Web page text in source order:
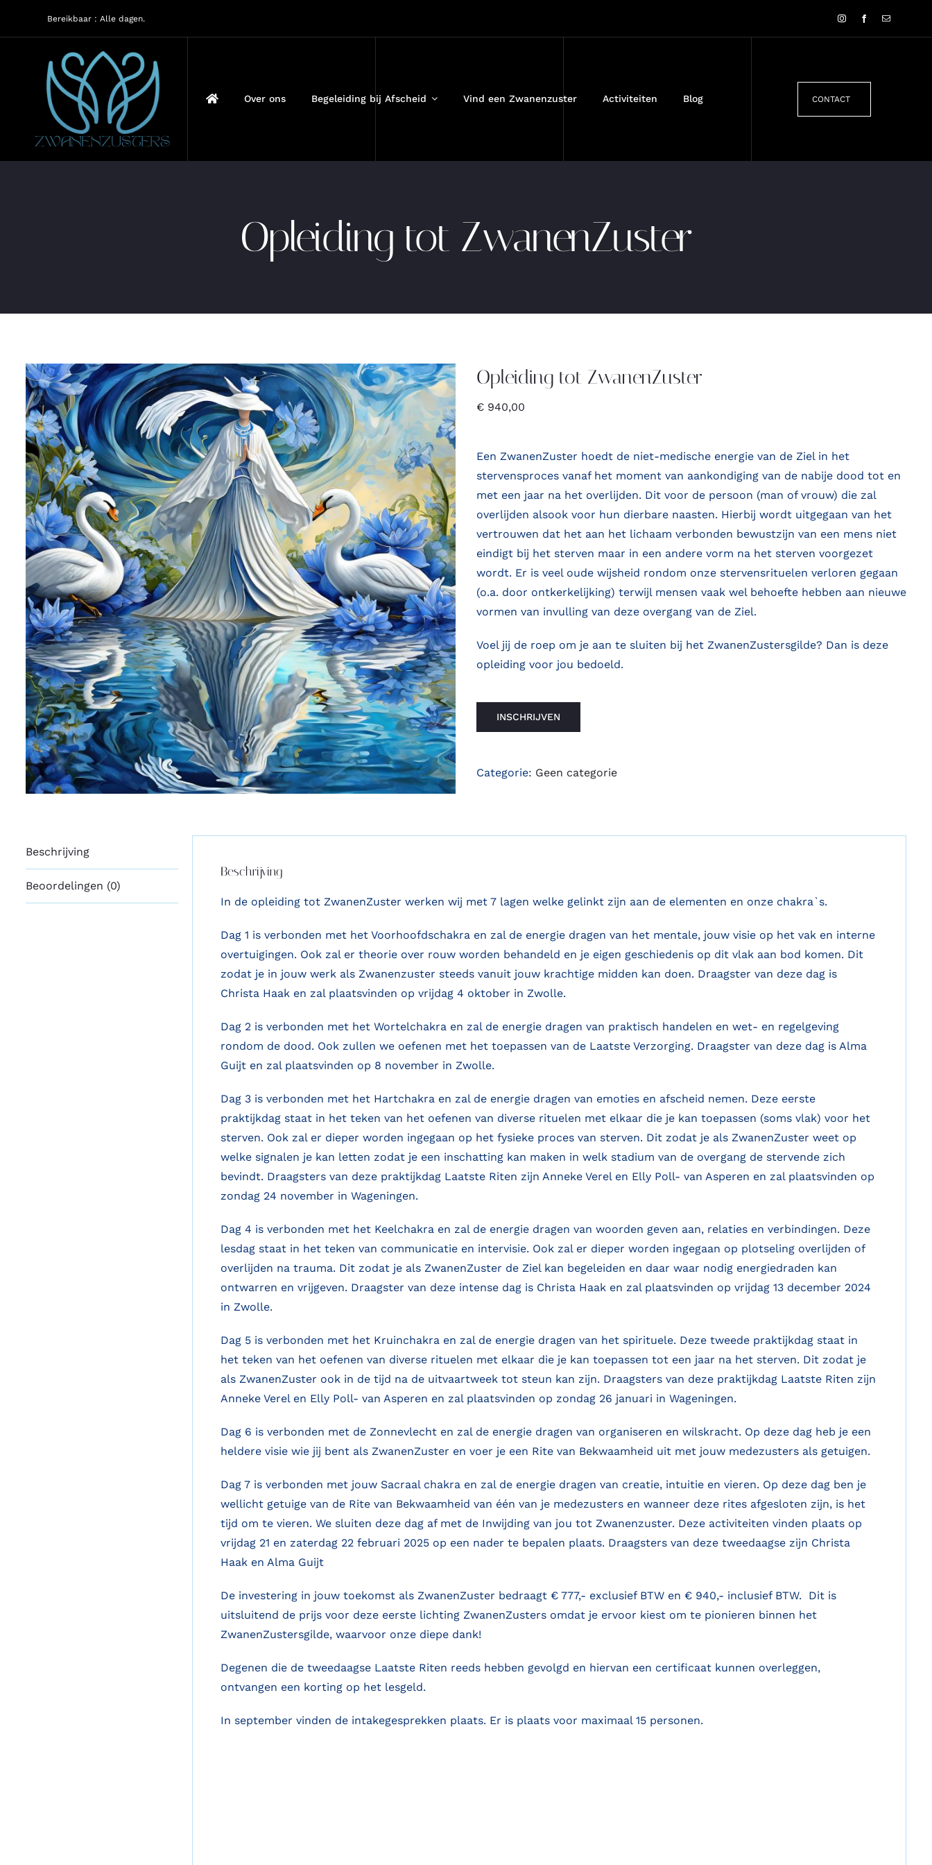
Bereikbaar : Alle dagen.
Over ons Begeleiding bij Afscheid Vind een Zwanenzuster Activiteiten Blog CONTACT
Opleiding tot ZwanenZuster
Opleiding tot ZwanenZuster
€ 940,00
Een ZwanenZuster hoedt de niet-medische energie van de Ziel in het
stervensproces vanaf het moment van aankondiging van de nabije dood tot en
met een jaar na het overlijden. Dit voor de persoon (man of vrouw) die zal
overlijden alsook voor hun dierbare naasten. Hierbij wordt uitgegaan van het
vertrouwen dat het aan het lichaam verbonden bewustzijn van een mens niet
eindigt bij het sterven maar in een andere vorm na het sterven voorgezet
wordt. Er is veel oude wijsheid rondom onze stervensrituelen verloren gegaan
(o.a. door ontkerkelijking) terwijl mensen vaak wel behoefte hebben aan nieuwe
vormen van invulling van deze overgang van de Ziel.
Voel jij de roep om je aan te sluiten bij het ZwanenZustersgilde? Dan is deze
opleiding voor jou bedoeld.
INSCHRIJVEN
Categorie: Geen categorie
Beschrijving
Beoordelingen (0)
Beschrijving
In de opleiding tot ZwanenZuster werken wij met 7 lagen welke gelinkt zijn aan de elementen en onze chakra`s.
Dag 1 is verbonden met het Voorhoofdschakra en zal de energie dragen van het mentale, jouw visie op het vak en interne
overtuigingen. Ook zal er theorie over rouw worden behandeld en je eigen geschiedenis op dit vlak aan bod komen. Dit
zodat je in jouw werk als Zwanenzuster steeds vanuit jouw krachtige midden kan doen. Draagster van deze dag is
Christa Haak en zal plaatsvinden op vrijdag 4 oktober in Zwolle.
Dag 2 is verbonden met het Wortelchakra en zal de energie dragen van praktisch handelen en wet- en regelgeving
rondom de dood. Ook zullen we oefenen met het toepassen van de Laatste Verzorging. Draagster van deze dag is Alma
Guijt en zal plaatsvinden op 8 november in Zwolle.
Dag 3 is verbonden met het Hartchakra en zal de energie dragen van emoties en afscheid nemen. Deze eerste
praktijkdag staat in het teken van het oefenen van diverse rituelen met elkaar die je kan toepassen (soms vlak) voor het
sterven. Ook zal er dieper worden ingegaan op het fysieke proces van sterven. Dit zodat je als ZwanenZuster weet op
welke signalen je kan letten zodat je een inschatting kan maken in welk stadium van de overgang de stervende zich
bevindt. Draagsters van deze praktijkdag Laatste Riten zijn Anneke Verel en Elly Poll- van Asperen en zal plaatsvinden op
zondag 24 november in Wageningen.
Dag 4 is verbonden met het Keelchakra en zal de energie dragen van woorden geven aan, relaties en verbindingen. Deze
lesdag staat in het teken van communicatie en intervisie. Ook zal er dieper worden ingegaan op plotseling overlijden of
overlijden na trauma. Dit zodat je als ZwanenZuster de Ziel kan begeleiden en daar waar nodig energiedraden kan
ontwarren en vrijgeven. Draagster van deze intense dag is Christa Haak en zal plaatsvinden op vrijdag 13 december 2024
in Zwolle.
Dag 5 is verbonden met het Kruinchakra en zal de energie dragen van het spirituele. Deze tweede praktijkdag staat in
het teken van het oefenen van diverse rituelen met elkaar die je kan toepassen tot een jaar na het sterven. Dit zodat je
als ZwanenZuster ook in de tijd na de uitvaartweek tot steun kan zijn. Draagsters van deze praktijkdag Laatste Riten zijn
Anneke Verel en Elly Poll- van Asperen en zal plaatsvinden op zondag 26 januari in Wageningen.
Dag 6 is verbonden met de Zonnevlecht en zal de energie dragen van organiseren en wilskracht. Op deze dag heb je een
heldere visie wie jij bent als ZwanenZuster en voer je een Rite van Bekwaamheid uit met jouw medezusters als getuigen.
Dag 7 is verbonden met jouw Sacraal chakra en zal de energie dragen van creatie, intuitie en vieren. Op deze dag ben je
wellicht getuige van de Rite van Bekwaamheid van één van je medezusters en wanneer deze rites afgesloten zijn, is het
tijd om te vieren. We sluiten deze dag af met de Inwijding van jou tot Zwanenzuster. Deze activiteiten vinden plaats op
vrijdag 21 en zaterdag 22 februari 2025 op een nader te bepalen plaats. Draagsters van deze tweedaagse zijn Christa
Haak en Alma Guijt
De investering in jouw toekomst als ZwanenZuster bedraagt € 777,- exclusief BTW en € 940,- inclusief BTW. Dit is
uitsluitend de prijs voor deze eerste lichting ZwanenZusters omdat je ervoor kiest om te pionieren binnen het
ZwanenZustersgilde, waarvoor onze diepe dank!
Degenen die de tweedaagse Laatste Riten reeds hebben gevolgd en hiervan een certificaat kunnen overleggen,
ontvangen een korting op het lesgeld.
In september vinden de intakegesprekken plaats. Er is plaats voor maximaal 15 personen.